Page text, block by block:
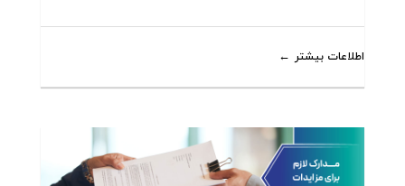
اطلاعات بیشتر